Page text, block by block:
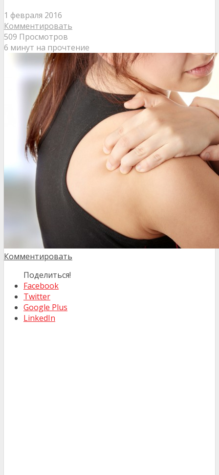
1 февраля 2016
Комментировать
509 Просмотров
6 минут на прочтение
Комментировать
Поделиться!
Facebook
Twitter
Google Plus
LinkedIn